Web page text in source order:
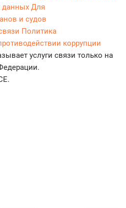
данных Для
и судов
Политика
коррупции
услуги связи только на